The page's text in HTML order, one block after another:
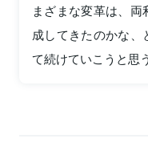
まざまな変革は、
成してきたのかな、
て続けていこうと思